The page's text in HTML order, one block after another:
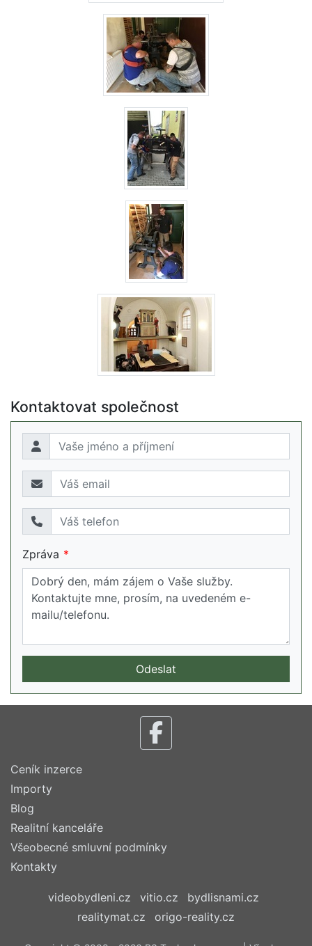
Kontaktovat společnost
Zpráva
Odeslat
Ceník inzerce
Importy
Blog
Realitní kanceláře
Všeobecné smluvní podmínky
Kontakty
videobydleni.cz vitio.cz
bydlisnami.cz
realitymat.cz
origo-reality.cz